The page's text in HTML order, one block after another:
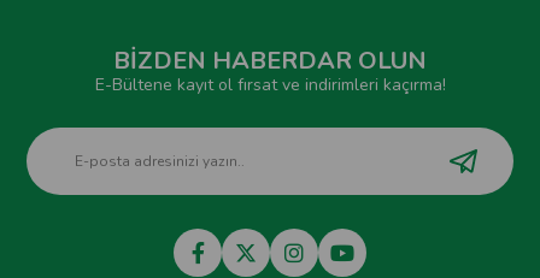
BİZDEN HABERDAR OLUN
E-Bültene kayıt ol fırsat ve indirimleri kaçırma!